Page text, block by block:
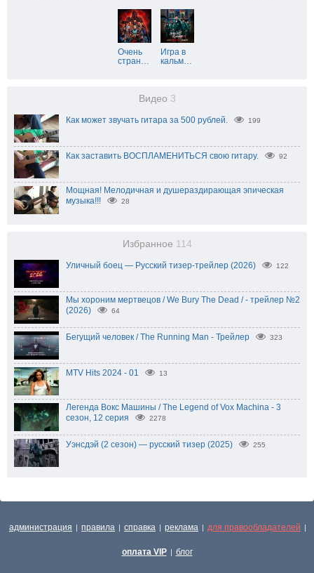
Очень
стран…
Игра в
кальм…
Видео 3
Как может звучать гитара за 500 рублей. 199
Как заставить ВОСПЛАМЕНИТЬСЯ свою гитару. 92
Мощная! Мелодичная и душераздирающая эпическая
музыка!!!
28
Избранное 114
Уличный боец — Русский тизер-трейлер (2026) 122
Мы хороним мертвецов / We Bury The Dead / - трейлер №2
(2026)
64
Бегущий человек / The Running Man - Трейлер 323
MTV Hits 2024 - 01 13
Легенда Вокс Машины / The Legend of Vox Machina - 3
сезон, 12 серия
2278
Уэнсдэй (2 сезон) — русский тизер (2025) 255
администрация | правила | справка | реклама | для правообладателей |
оплата VIP | блог